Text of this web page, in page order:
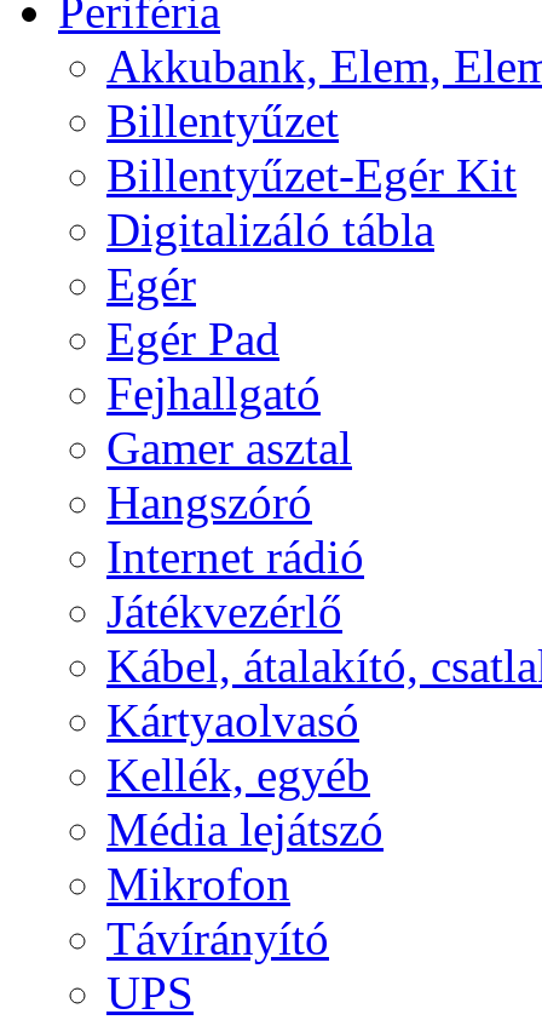
Periféria
Akkubank, Elem,
Billentyűzet
Billentyűzet-Egér Kit
Digitalizáló tábla
Egér
Egér Pad
Fejhallgató
Gamer asztal
Hangszóró
Internet rádió
Játékvezérlő
Kábel, átalakító,
Kártyaolvasó
Kellék, egyéb
Média lejátszó
Mikrofon
Távírányító
UPS